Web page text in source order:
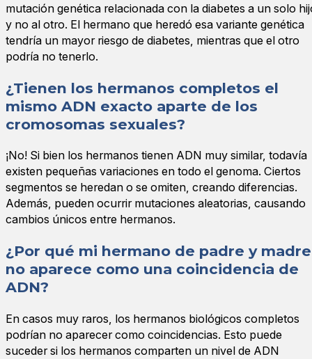
mutación genética relacionada con la diabetes a un solo
y no al otro. El hermano que heredó esa variante genética
tendría un mayor riesgo de diabetes, mientras que el otro
podría no tenerlo.
¿Tienen los hermanos completos el
mismo ADN exacto aparte de los
cromosomas sexuales?
¡No! Si bien los hermanos tienen ADN muy similar, todavía
existen pequeñas variaciones en todo el genoma. Ciertos
segmentos se heredan o se omiten, creando diferencias.
Además, pueden ocurrir mutaciones aleatorias, causando
cambios únicos entre hermanos.
¿Por qué mi hermano de padre y madre
no aparece como una coincidencia de
ADN?
En casos muy raros, los hermanos biológicos completos
podrían no aparecer como coincidencias. Esto puede
suceder si los hermanos comparten un nivel de ADN